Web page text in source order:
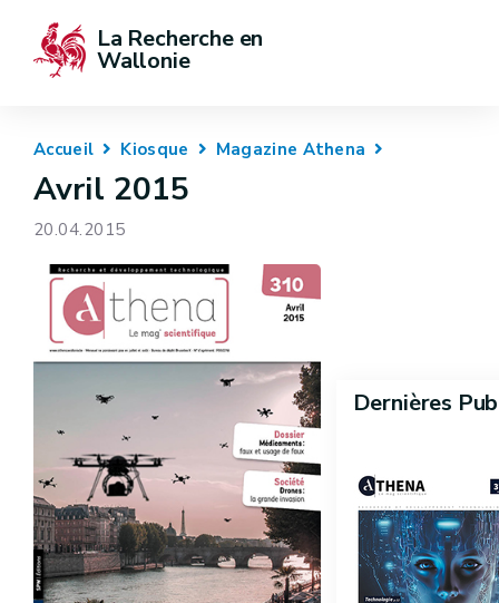
La Recherche en
Wallonie
Accueil Kiosque Magazine Athena
Avril 2015
20.04.2015
Dernières